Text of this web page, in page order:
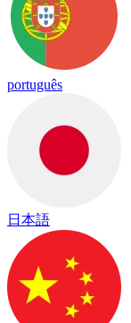
português
日本語